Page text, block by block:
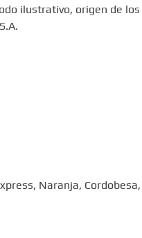
ilustrativo, origen de
Naranja,